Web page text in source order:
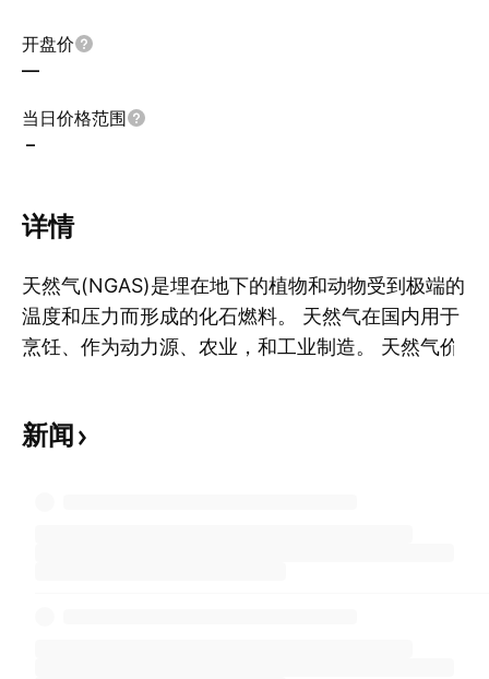
开盘价
—
当日价格范围
–
详情
天然气(NGAS)是埋在地下的植物和动物受到极端的
温度和压力而形成的化石燃料。 天然气在国内用于
烹饪、作为动力源、农业，和工业制造。 天然气价
常以MMBtu测量，1 MMBTu等于100万BTU(英制
新闻